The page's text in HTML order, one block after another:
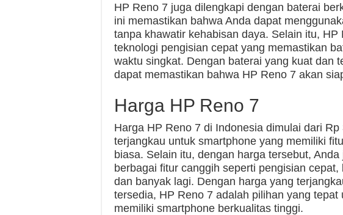
HP Reno 7 juga dilengkapi dengan baterai
ini memastikan bahwa Anda dapat
tanpa khawatir kehabisan daya. Selain itu,
teknologi pengisian cepat yang memastikan
waktu singkat. Dengan baterai yang kuat dan
dapat memastikan bahwa HP Reno 7 akan
Harga HP Reno 7
Harga HP Reno 7 di Indonesia dimulai dari
terjangkau untuk smartphone yang memiliki
biasa. Selain itu, dengan harga tersebut,
berbagai fitur canggih seperti pengisian
dan banyak lagi. Dengan harga yang
tersedia, HP Reno 7 adalah pilihan yang tepat
memiliki smartphone berkualitas tinggi.